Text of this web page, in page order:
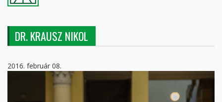
DR. KRAUSZ NIKOL
2016. február 08.